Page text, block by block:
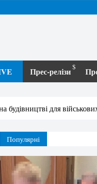
Прес-релізи
для
Популярні